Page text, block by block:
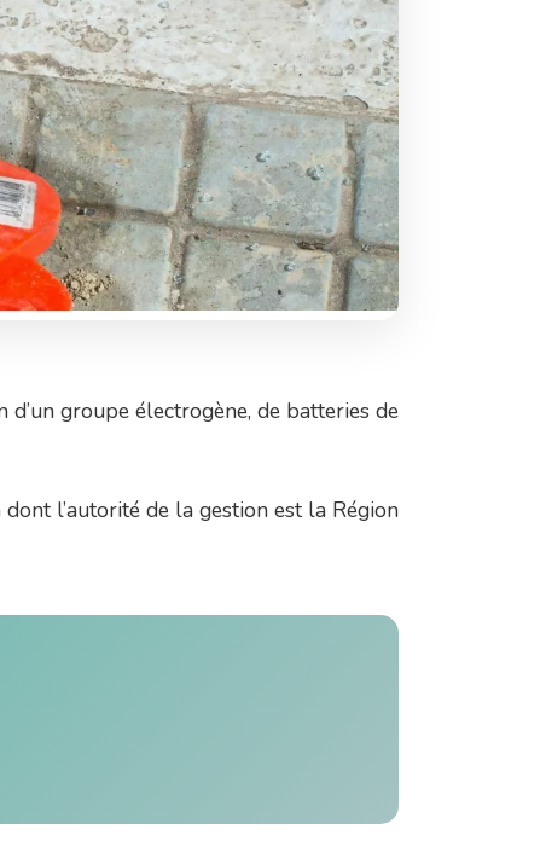
d’un groupe électrogène, de batteries de
l’autorité de la gestion est la Région